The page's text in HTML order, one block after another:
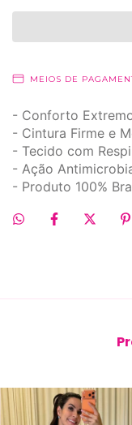
MEIOS DE
- Conforto
- Cintura Firme e
- Tecido com
- Ação
- Produto 100%